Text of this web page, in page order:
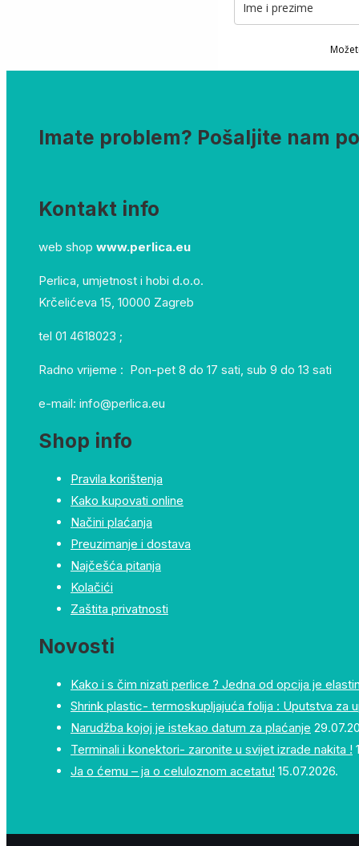
Imate problem? Pošaljite nam
Kontakt info
web shop www.perlica.eu
Perlica, umjetnost i hobi d.o.o.
Krčelićeva 15, 10000 Zagreb
tel 01 4618023 ;
Radno vrijeme : Pon-pet 8 do 17 sati, sub 9 do 13 sati
e-mail: info@perlica.eu
Shop info
Pravila korištenja
Kako kupovati online
Načini plaćanja
Preuzimanje i dostava
Najčešća pitanja
Kolačići
Zaštita privatnosti
Novosti
Kako i s čim nizati perlice ? Jedna od opcija je
Shrink plastic- termoskupljajuća folija : Uputstva za
Narudžba kojoj je istekao datum za plaćanje
Terminali i konektori- zaronite u svijet izrade nakita !
Ja o ćemu – ja o celuloznom acetatu! 15.07.2026.